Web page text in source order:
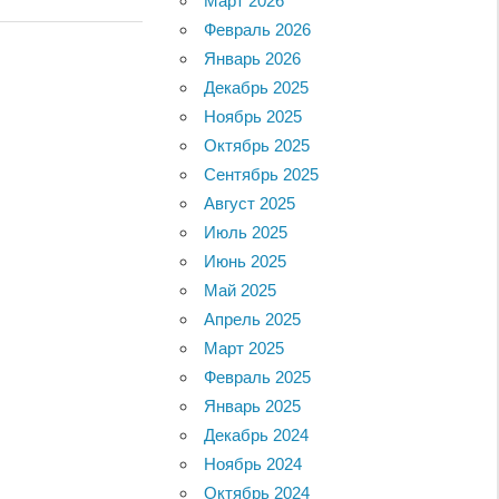
Февраль 2026
Январь 2026
Декабрь 2025
Ноябрь 2025
Октябрь 2025
Сентябрь 2025
Август 2025
Июль 2025
Июнь 2025
Май 2025
Апрель 2025
Март 2025
Февраль 2025
Январь 2025
Декабрь 2024
Ноябрь 2024
Октябрь 2024